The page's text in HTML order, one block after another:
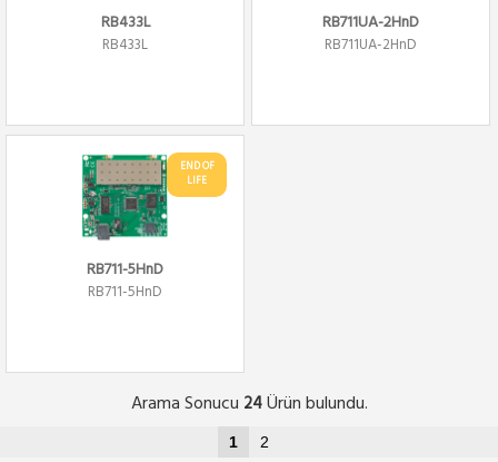
RB433L
RB433L
RB711UA-2HnD
RB711UA-2HnD
END OF
LIFE
RB711-5HnD
RB711-5HnD
Arama Sonucu 24Ürün bulundu.
1 2